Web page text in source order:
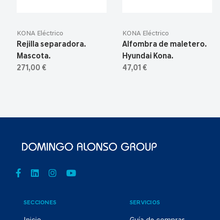
KONA Eléctrico
Rejilla separadora.
Mascota.
271,00 €
KONA Eléctrico
Alfombra de maletero.
Hyundai Kona.
47,01 €
SECCIONES SERVICIOS